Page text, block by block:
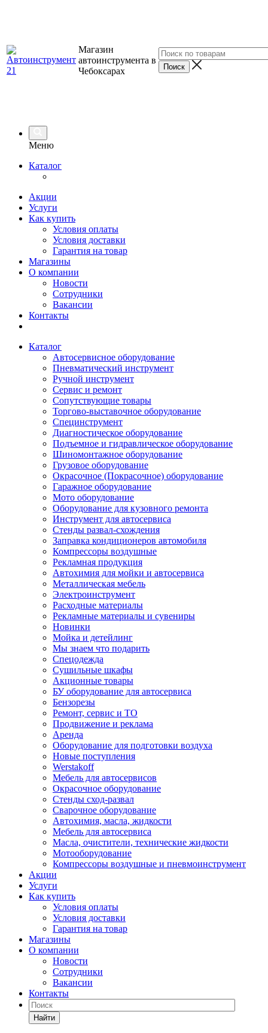
Магазин
автоинструмента в
Чебоксарах
Меню
Каталог
Акции
Услуги
Как купить
Условия оплаты
Условия доставки
Гарантия на товар
Магазины
О компании
Новости
Сотрудники
Вакансии
Контакты
Каталог
Автосервисное оборудование
Пневматический инструмент
Ручной инструмент
Сервис и ремонт
Сопутствующие товары
Торгово-выставочное оборудование
Специнструмент
Диагностическое оборудование
Подъемное и гидравлическое оборудование
Шиномонтажное оборудование
Грузовое оборудование
Окрасочное (Покрасочное) оборудование
Гаражное оборудование
Мото оборудование
Оборудование для кузовного ремонта
Инструмент для автосервиса
Стенды развал-схождения
Заправка кондиционеров автомобиля
Компрессоры воздушные
Рекламная продукция
Автохимия для мойки и автосервиса
Металлическая мебель
Электроинструмент
Расходные материалы
Рекламные материалы и сувениры
Новинки
Мойка и детейлинг
Мы знаем что подарить
Спецодежда
Сушильные шкафы
Акционные товары
БУ оборудование для автосервиса
Бензорезы
Ремонт, сервис и ТО
Продвижение и реклама
Аренда
Оборудование для подготовки воздуха
Новые поступления
Werstakoff
Мебель для автосервисов
Окрасочное оборудование
Стенды сход-развал
Сварочное оборудование
Автохимия, масла, жидкости
Мебель для автосервиса
Масла, очистители, технические жидкости
Мотооборудование
Компрессоры воздушные и пневмоинструмент
Акции
Услуги
Как купить
Условия оплаты
Условия доставки
Гарантия на товар
Магазины
О компании
Новости
Сотрудники
Вакансии
Контакты
Найти